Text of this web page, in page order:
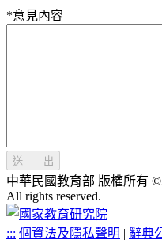
*意見內容
送 出
中華民國教育部 版權所有
All rights reserved.
::: 個資法及隱私聲明 | 辭典